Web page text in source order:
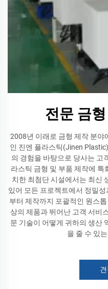
전문 금
2008년 이래로 금형 제작 분야
인 진엔 플라스틱(Jinen
의 경험을 바탕으로 당사는 고
라스틱 금형 및 부품 제작에
치한 최첨단 시설에서는 최신
있어 모든 프로젝트에서 정밀
부터 제작까지 포괄적인 원스
상의 제품과 뛰어난 고객 서비
문 기술이 어떻게 귀하의 생산
을 줄 수 있